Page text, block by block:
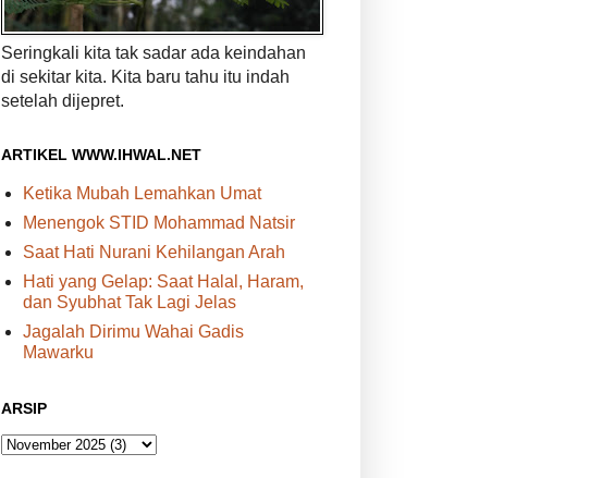
Seringkali kita tak sadar ada keindahan
di sekitar kita. Kita baru tahu itu indah
setelah dijepret.
ARTIKEL WWW.IHWAL.NET
Ketika Mubah Lemahkan Umat
Menengok STID Mohammad Natsir
Saat Hati Nurani Kehilangan Arah
Hati yang Gelap: Saat Halal, Haram,
dan Syubhat Tak Lagi Jelas
Jagalah Dirimu Wahai Gadis
Mawarku
ARSIP